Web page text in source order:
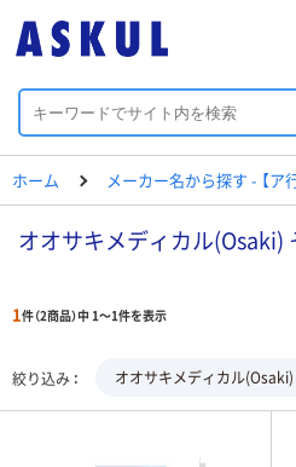
ホーム メーカー名から探す - 【ア
オオサキメディカル(Osaki)
1件（2商品）中 1～1件を表示
絞り込み オオサキメディカル